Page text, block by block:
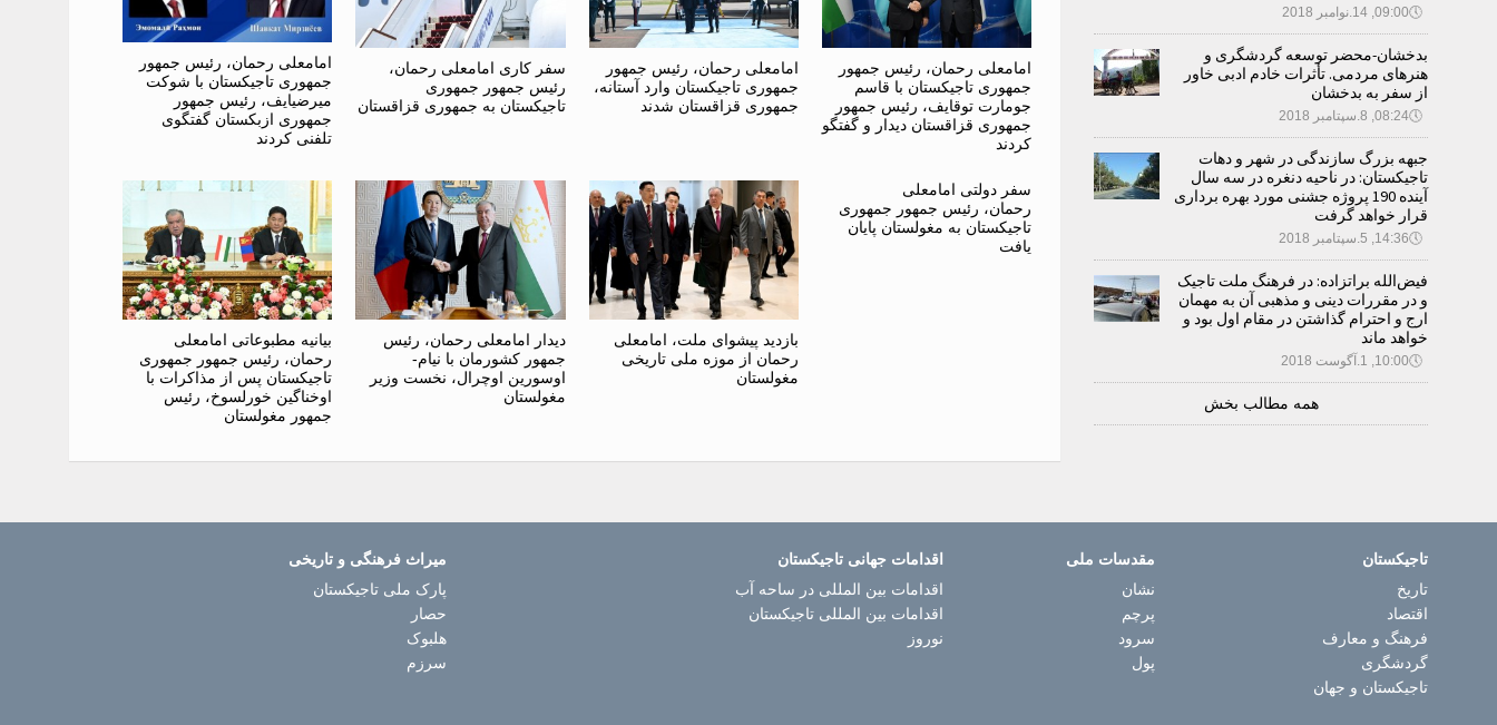
امامعلی رحمان، رئیس جمهور
جمهوری تاجیکستان با قاسم
جومارت توقایف، رئیس جمهور
جمهوری قزاقستان دیدار و گفتگو
کردند
امامعلی رحمان، رئیس جمهور
جمهوری تاجیکستان وارد آستانه،
جمهوری قزاقستان شدند
سفر کاری امامعلی رحمان،
رئیس جمهور جمهوری
تاجیکستان به جمهوری قزاقستان
امامعلی رحمان، رئیس جمهور
جمهوری تاجیکستان با شوکت
میرضیایف، رئیس جمهور
جمهوری ازبکستان گفتگوی
تلفنی کردند
سفر دولتی امامعلی
رحمان، رئیس جمهور جمهوری
تاجیکستان به مغولستان پایان
یافت
بازدید پیشوای ملت، امامعلی
رحمان از موزه ملی تاریخی
مغولستان
دیدار امامعلی رحمان، رئیس
جمهور کشورمان با نیام-
اوسورین اوچرال، نخست وزیر
مغولستان
بیانیه مطبوعاتی امامعلی
رحمان، رئیس جمهور جمهوری
تاجیکستان پس از مذاکرات با
اوخناگین خورلسوخ، رئیس
جمهور مغولستان
🕔09:00, 14.نوامبر 2018
بدخشان-محضر توسعه گردشگری و
هنرهای مردمی. تأثرات خادم ادبی خاور
از سفر به بدخشان
🕔08:24, 8.سپتامبر 2018
جبهه بزرگ سازندگی در شهر و دهات
تاجیکستان: در ناحیه دنغره در سه سال
آینده 190 پروژه جشنی مورد بهره برداری
قرار خواهد گرفت
🕔14:36, 5.سپتامبر 2018
فیض‌الله براتزاده: در فرهنگ ملت تاجیک
و در مقررات دینی و مذهبی آن به مهمان
ارج و احترام گذاشتن در مقام اول بود و
خواهد ماند
🕔10:00, 1.آگوست 2018
همه مطالب بخش
تاجیکستان
تاریخ
اقتصاد
فرهنگ و معارف
گردشگری
تاجیکستان و جهان
مقدسات ملی
نشان
پرچم
سرود
پول
اقدامات جهانی تاجیکستان
اقدامات بین المللی در ساحه آب
اقدامات بین المللی تاجیکستان
نوروز
میراث فرهنگی و تاریخی
پارک ملی تاجیکستان
حصار
هلبوک
سرزم